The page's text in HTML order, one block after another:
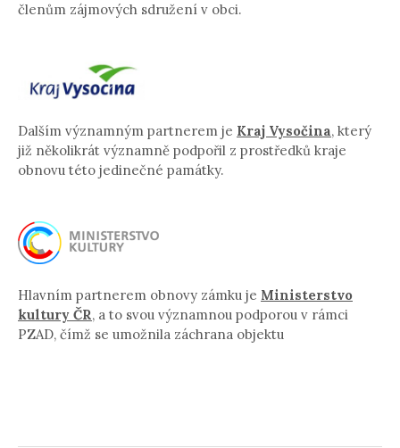
členům zájmových sdružení v obci.
Dalším významným partnerem je Kraj Vysočina, který
již několikrát významně podpořil z prostředků kraje
obnovu této jedinečné památky.
Hlavním partnerem obnovy zámku je Ministerstvo
kultury ČR, a to svou významnou podporou v rámci
PZAD, čímž se umožnila záchrana objektu